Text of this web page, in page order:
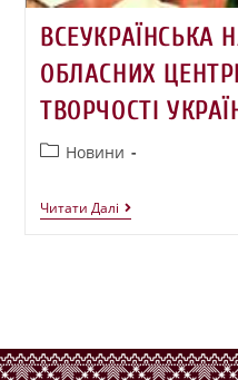
ВСЕУКРАЇНСЬКА
ОБЛАСНИХ
ТВОРЧОСТІ
Новини
Читати Далі